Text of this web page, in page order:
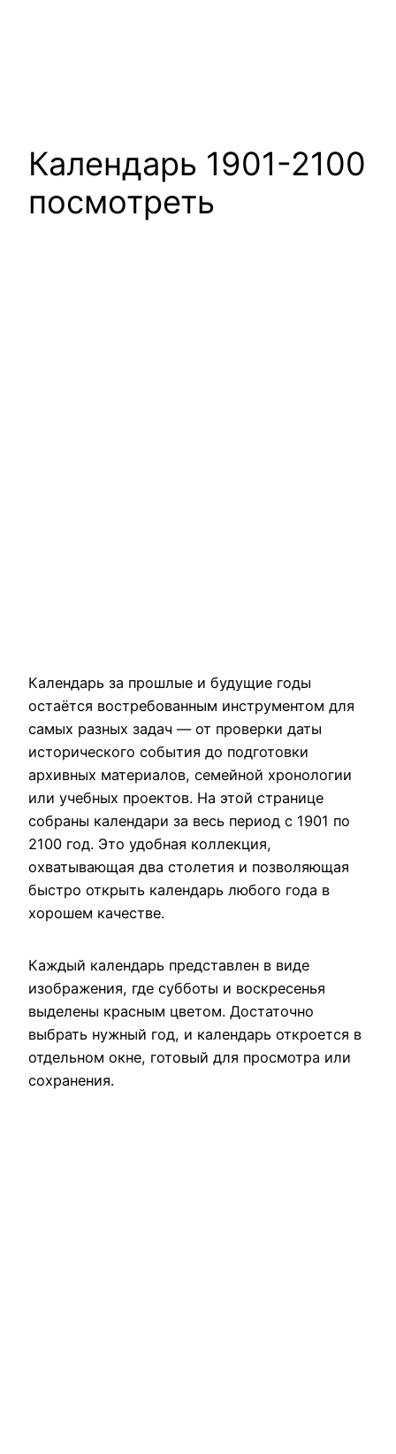
Календарь 1901-2100
посмотреть
Календарь за прошлые и будущие годы
остаётся востребованным инструментом для
самых разных задач — от проверки даты
исторического события до подготовки
архивных материалов, семейной хронологии
или учебных проектов. На этой странице
собраны календари за весь период с 1901 по
2100 год. Это удобная коллекция,
охватывающая два столетия и позволяющая
быстро открыть календарь любого года в
хорошем качестве.
Каждый календарь представлен в виде
изображения, где субботы и воскресенья
выделены красным цветом. Достаточно
выбрать нужный год, и календарь откроется в
отдельном окне, готовый для просмотра или
сохранения.